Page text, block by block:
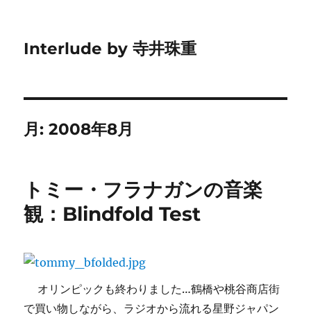
Interlude by 寺井珠重
月:2008年8月
トミー・フラナガンの音楽
観：Blindfold Test
オリンピックも終わりました…鶴橋や桃谷商店街
で買い物しながら、ラジオから流れる星野ジャパン